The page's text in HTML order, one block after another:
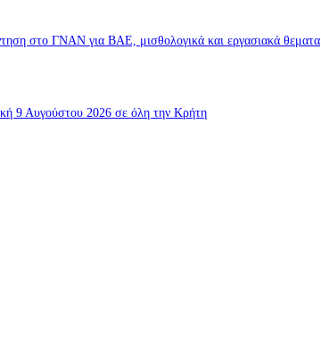
στο ΓΝΑΝ για ΒΑΕ, μισθολογικά και εργασιακά θεματα
9 Αυγούστου 2026 σε όλη την Κρήτη